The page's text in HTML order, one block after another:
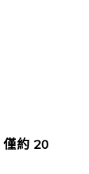
約 20